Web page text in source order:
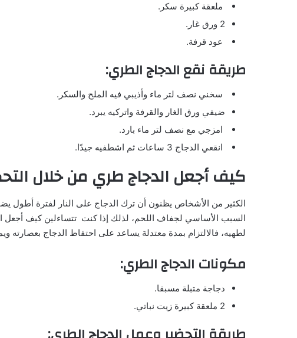
ملعقة كبيرة سكر.
2 ورق غار.
عود قرفة.
طريقة نقع الدجاج الطري:
سخني نصف لتر ماء وأذيبي فيه الملح والسكر.
ضيفي ورق الغار والقرفة واتركيه يبرد.
امزجي مع نصف لتر ماء بارد.
انقعي الدجاج 3 ساعات ثم اشطفيه جيدًا.
كيف أجعل الدجاج طري من خلال
الكثير من الأشخاص يظنون أن ترك الدجاج على النار لفترة أطول
السبب الأساسي لجفاف اللحم، لذلك إذا كنت تتساءلين كيف أجعل
لطهيه، فالالتزام بمدة معتدلة يساعد على احتفاظ الدجاج بعصارته
مكونات الدجاج الطري:
دجاجة متبلة مسبقا.
2 ملعقة كبيرة زيت نباتي.